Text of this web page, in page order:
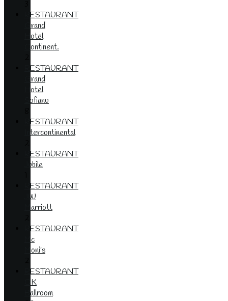
RESTAURANT
Grand
Hotel
Continent.
RESTAURANT
Grand
Hotel
Sofianu
RESTAURANT
Intercontinental
RESTAURANT
Jubile
RESTAURANT
JW
Marriott
RESTAURANT
Mc
Moni's
RESTAURANT
OK
Ballroom